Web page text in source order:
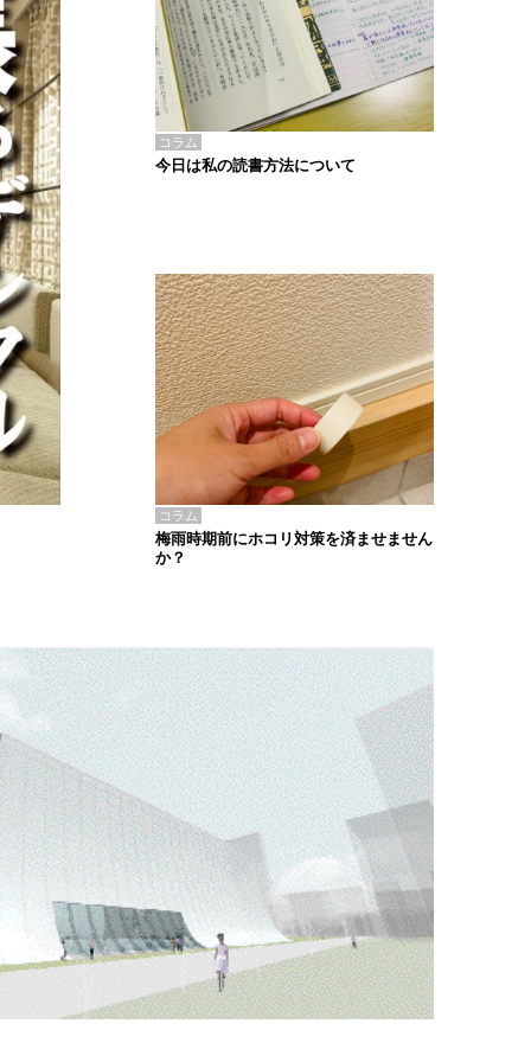
コラム
今日は私の読書方法について
コラム
梅雨時期前にホコリ対策を済ませません
か？